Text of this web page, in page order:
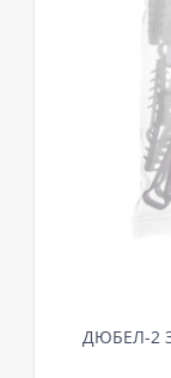
ДЮБЕЛ-2